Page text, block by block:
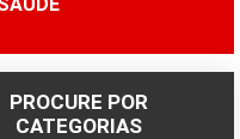
PROCURE POR
CATEGORIAS